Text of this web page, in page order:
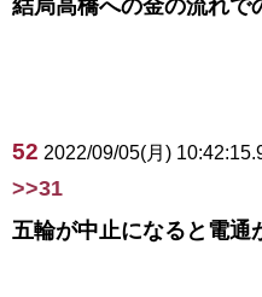
結局高橋への金の流れで
52 2022/09/05(月)
>>31
五輪が中止になると電通